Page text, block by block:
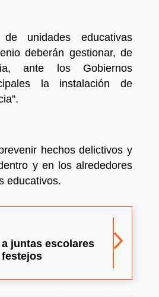
unidades educativas
deberán gestionar, de
ante los Gobiernos
la instalación de
hechos delictivos y
y en los alrededores
educativos.
juntas escolares